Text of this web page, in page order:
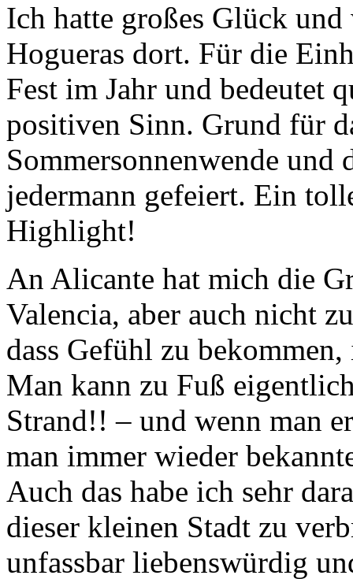
Ich hatte großes Glück
Hogueras dort. Für die
Fest im Jahr und bedeutet
positiven Sinn. Grund für
Sommersonnenwende
jedermann gefeiert. Ein
Highlight!
An Alicante hat mich die
Valencia, aber auch nicht
dass Gefühl zu
Man kann zu Fuß
Strand!! – und wenn man
man immer wieder
Auch das habe ich sehr
dieser kleinen Stadt zu
unfassbar liebenswürdig